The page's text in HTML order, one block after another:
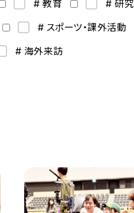
# 教育 # 研究
# スポーツ・課外活動
# 海外来訪